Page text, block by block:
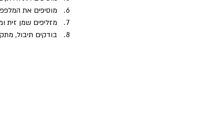
מוסיפים את
מזליפים שמן זית
בודקים תיבול,